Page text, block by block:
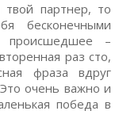
твой партнер, то
бесконечными
происшедшее –
раз сто,
фраза вдруг
очень важно и
победа в